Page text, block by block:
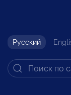
Русский